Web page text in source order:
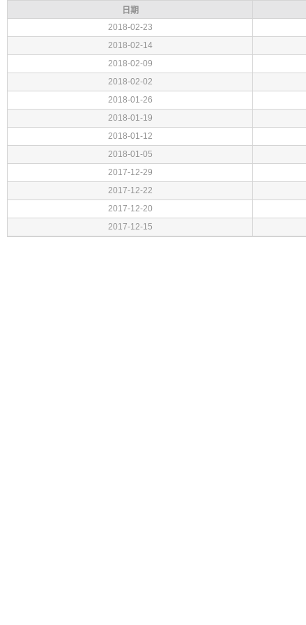
日期
2018-02-23
2018-02-14
2018-02-09
2018-02-02
2018-01-26
2018-01-19
2018-01-12
2018-01-05
2017-12-29
2017-12-22
2017-12-20
2017-12-15